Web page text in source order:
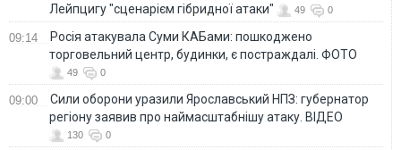
Лейпцигу "сценарієм гібридної атаки"
49 0
09:14
Росія атакувала Суми КАБами: пошкоджено
торговельний центр, будинки, є постраждалі. ФОТО
49 0
09:00
Сили оборони уразили Ярославський НПЗ: губернатор
регіону заявив про наймасштабнішу атаку. ВІДЕО
130 0